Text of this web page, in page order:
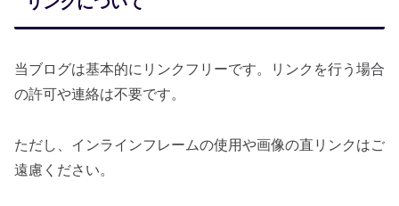
当ブログは基本的にリンクフリーです。リンクを行う場合
の許可や連絡は不要です。
ただし、インラインフレームの使用や画像の直リンクはご
遠慮ください。